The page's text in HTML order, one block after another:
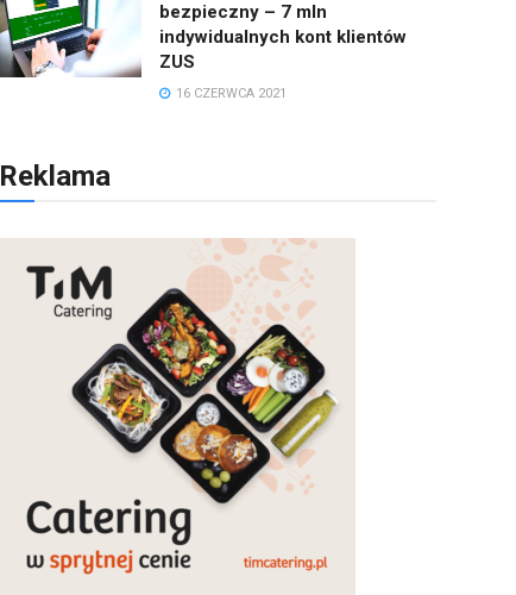
bezpieczny – 7 mln
indywidualnych kont klientów
ZUS
16 CZERWCA 2021
Reklama